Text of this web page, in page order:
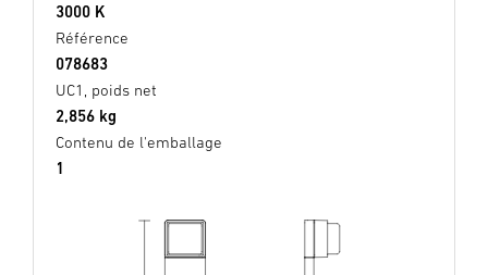
3000 K
Référence
078683
UC1, poids net
2,856 kg
Contenu de l'emballage
1